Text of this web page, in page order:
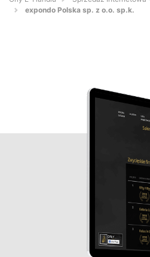
expondo Polska sp. z o.o. sp.k.